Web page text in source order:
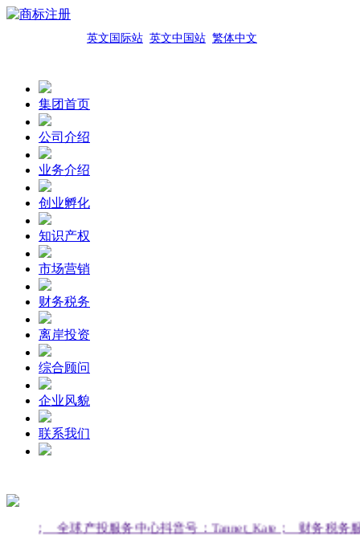
英文国际站 英文中国站 繁体中文
集团首页
公司介绍
业务介绍
创业孵化
知识产权
市场营销
财务税务
离岸投资
综合顾问
企业风貌
联系我们
全球产投服务中心抖音号：Tannet_Kate；财务税务服务中心